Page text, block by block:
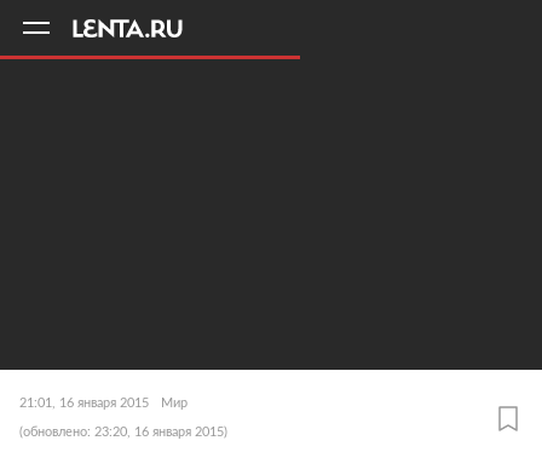
21:01, 16 января 2015 Мир
(обновлено: 23:20, 16 января 2015)